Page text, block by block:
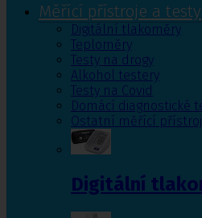
Měřící přístroje a testy
Digitální tlakoměry
Teploměry
Testy na drogy
Alkohol testery
Testy na Covid
Domácí diagnostické
Ostatní měřící
Digitální